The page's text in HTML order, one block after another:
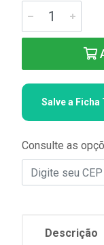
Salve a Ficha
Consulte as
Descrição